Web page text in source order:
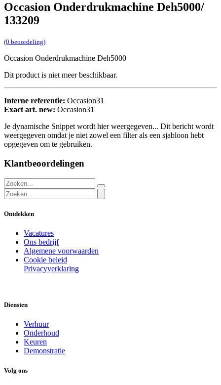
Occasion Onderdrukmachine Deh5000/
133209
(0 beoordeling)
Occasion Onderdrukmachine Deh5000
Dit product is niet meer beschikbaar.
Interne referentie: Occasion31
Exact art. new: Occasion31
Je dynamische Snippet wordt hier weergegeven... Dit bericht wordt
weergegeven omdat je niet zowel een filter als een sjabloon hebt
opgegeven om te gebruiken.
Klantbeoordelingen
Ontdekken
Vacatures
Ons bedrijf
Algemene voorwaarden
Cookie beleid
Privacyverklaring
Diensten
Verhuur
Onderhoud
Keuren
Demonstratie
Volg ons